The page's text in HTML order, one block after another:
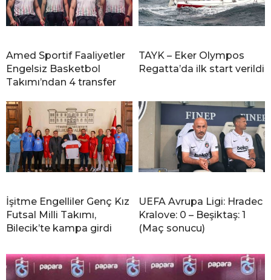
Amed Sportif Faaliyetler
Engelsiz Basketbol
Takımı’ndan 4 transfer
TAYK – Eker Olympos
Regatta’da ilk start verildi
İşitme Engelliler Genç Kız
Futsal Milli Takımı,
Bilecik’te kampa girdi
UEFA Avrupa Ligi: Hradec
Kralove: 0 – Beşiktaş: 1
(Maç sonucu)